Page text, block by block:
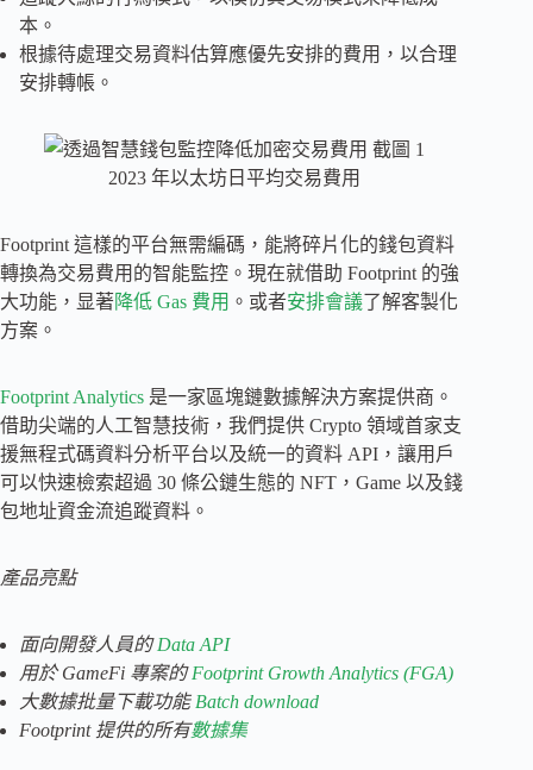
本。
根據待處理交易資料估算應優先安排的費用，以合理
安排轉帳。
2023 年以太坊日平均交易費用
Footprint 這樣的平台無需編碼，能將碎片化的錢包資料
轉換為交易費用的智能監控。現在就借助 Footprint 的強
大功能，显著 降低 Gas 費用 。或者安排會議了解客製化
方案。
Footprint Analytics 是一家區塊鏈數據解決方案提供商。
借助尖端的人工智慧技術，我們提供 Crypto 領域首家支
援無程式碼資料分析平台以及統一的資料 API，讓用戶
可以快速檢索超過 30 條公鏈生態的 NFT，Game 以及錢
包地址資金流追蹤資料。
產品亮點
面向開發人員的Data API
用於 GameFi 專案的Footprint Growth Analytics (FGA)
大數據批量下載功能 Batch download
Footprint 提供的所有數據集